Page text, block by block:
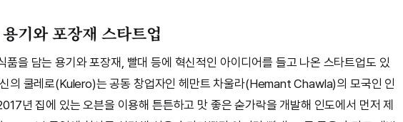
기와 포장재 스타트업
품을 담는 용기와 포장재, 빨대 등에 혁신적인 아이디어를 들고 나온 스타트업도 있
의 쿨레로(Kulero)는 공동 창업자인 헤만트 차울라(Hemant Chawla)의 모국인 인
년 집에 있는 오븐을 이용해 튼튼하고 맛 좋은 숟가락을 개발해 인도에서 먼저 제